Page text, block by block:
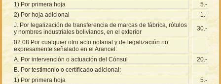
1) Por primera hoja
5.-
2) Por hoja adicional
1.-
J. Por legalización de transferencia de marcas de fábrica, rótulos
y nombres industriales bolivianos, en el exterior
30.-
02.08 Por cualquier otro acto notarial y de legalización no
expresamente señalado en el Arancel:
A. Por intervención o actuación del Cónsul
20.-
B. Por testimonio o certificado adicional:
1) Por primera hoja
5.-